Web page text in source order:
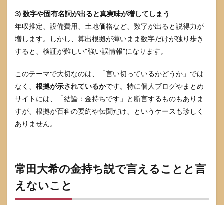
歴は
本当
か
の幼
少期
楽教
育は
どの
程度
か
常田
大希
の実
家が
金持
3) 数字や固有名詞が出ると真実味が増してしまう
年収推定、設備費用、土地価格など、数字が出ると説得力が
増します。しかし、算出根拠が薄いまま数字だけが独り歩き
すると、検証が難しい“強い誤情報”になります。
このテーマで大切なのは、「言い切っているかどうか」では
なく、 根拠が示されているかです。特に個人ブログやまとめ
サイトには、「結論：金持ちです」と断言するものもありま
すが、根拠が百科の要約や伝聞だけ、というケースも珍しく
ありません。
常田大希の金持ち説で言えることと言
えないこと